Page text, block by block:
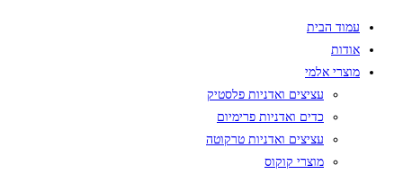
עמוד הבית
אודות
מוצרי אלמי
עציצים ואדניות פלסטיק
כדים ואדניות פרימיום
עציצים ואדניות טרקוטה
מוצרי קוקוס